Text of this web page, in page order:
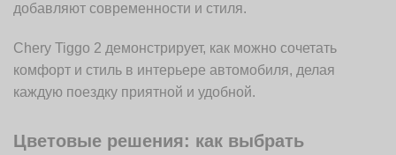
добавляют современности и стиля.
Chery Tiggo 2 демонстрирует, как можно сочетать
комфорт и стиль в интерьере автомобиля, делая
каждую поездку приятной и удобной.
Цветовые решения: как выбрать